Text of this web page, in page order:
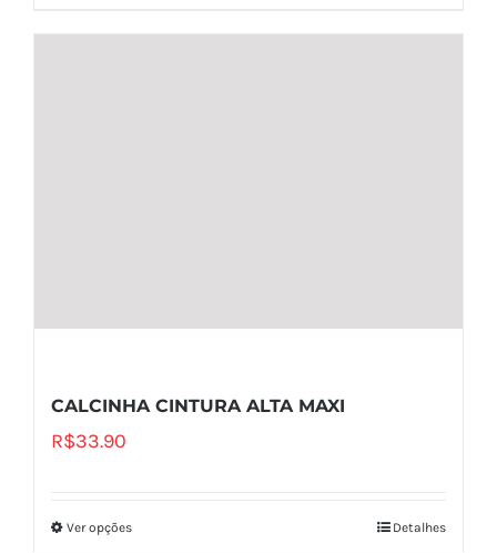
CALCINHA CINTURA ALTA MAXI
R$33.90
Ver opções Detalhes